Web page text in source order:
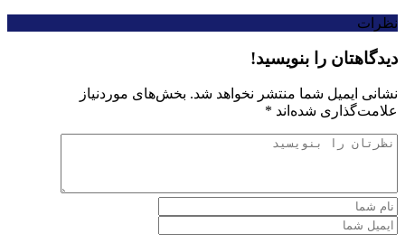
نظرات
دیدگاهتان را بنویسید!
نشانی ایمیل شما منتشر نخواهد شد. بخش‌های موردنیاز
علامت‌گذاری شده‌اند *